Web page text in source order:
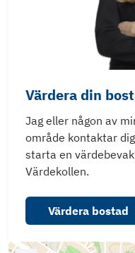
Värdera din
Jag eller någon av
område kontaktar
starta en
Värdekollen.
Värdera bostad